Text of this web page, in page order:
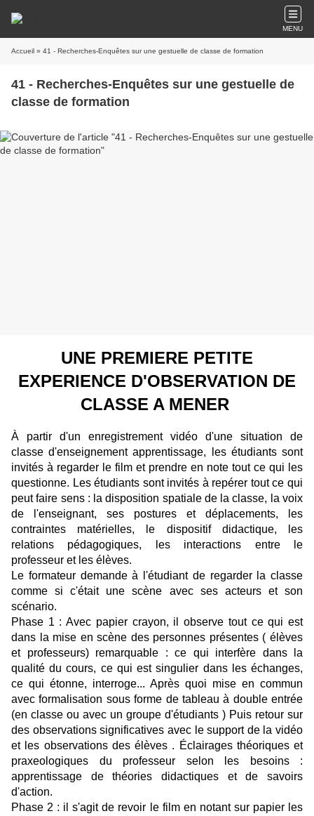
MENU
Accueil » 41 - Recherches-Enquêtes sur une gestuelle de classe de formation
41 - Recherches-Enquêtes sur une gestuelle de
classe de formation
UNE PREMIERE PETITE
EXPERIENCE D'OBSERVATION DE
CLASSE A MENER
À partir d'un enregistrement vidéo d'une situation de
classe d'enseignement apprentissage, les étudiants sont
invités à regarder le film et prendre en note tout ce qui les
questionne. Les étudiants sont invités à repérer tout ce qui
peut faire sens : la disposition spatiale de la classe, la voix
de l'enseignant, ses postures et déplacements, les
contraintes matérielles, le dispositif didactique, les
relations pédagogiques, les interactions entre le
professeur et les élèves.
Le formateur demande à l'étudiant de regarder la classe
comme si c'était une scène avec ses acteurs et son
scénario.
Phase 1 : Avec papier crayon, il observe tout ce qui est
dans la mise en scène des personnes présentes ( élèves
et professeurs) remarquable : ce qui interfère dans la
qualité du cours, ce qui est singulier dans les échanges,
ce qui étonne, interroge... Après quoi mise en commun
avec formalisation sous forme de tableau à double entrée
(en classe ou avec un groupe d'étudiants ) Puis retour sur
des observations significatives avec le support de la vidéo
et les observations des élèves . Éclairages théoriques et
praxeologiques du professeur selon les besoins :
apprentissage de théories didactiques et de savoirs
d'action.
Phase 2 : il s'agit de revoir le film en notant sur papier les